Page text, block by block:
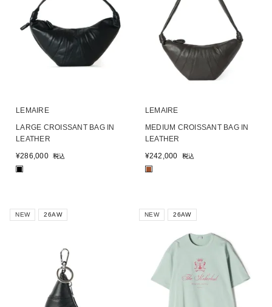
LEMAIRE
LARGE CROISSANT BAG IN
LEATHER
¥286,000 税込
■
LEMAIRE
MEDIUM CROISSANT BAG IN
LEATHER
¥242,000 税込
■
NEW 26AW NEW 26AW